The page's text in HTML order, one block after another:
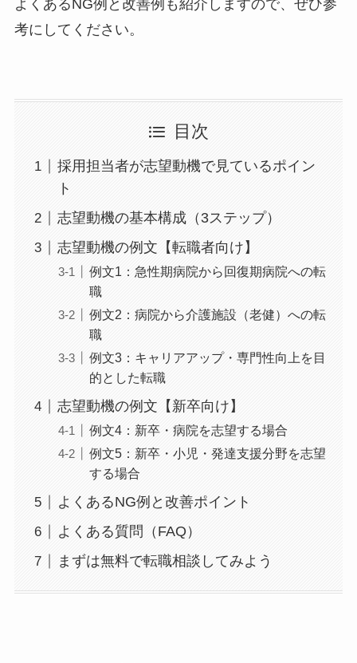
よくあるNG例と改善例も紹介しますので、ぜひ参
考にしてください。
目次
採用担当者が志望動機で見ているポイン
ト
志望動機の基本構成（3ステップ）
志望動機の例文【転職者向け】
例文1：急性期病院から回復期病院への転
職
例文2：病院から介護施設（老健）への転
職
例文3：キャリアアップ・専門性向上を目
的とした転職
志望動機の例文【新卒向け】
例文4：新卒・病院を志望する場合
例文5：新卒・小児・発達支援分野を志望
する場合
よくあるNG例と改善ポイント
よくある質問（FAQ）
まずは無料で転職相談してみよう